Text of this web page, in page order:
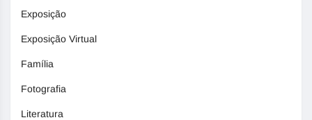
Exposição
Exposição Virtual
Família
Fotografia
Literatura